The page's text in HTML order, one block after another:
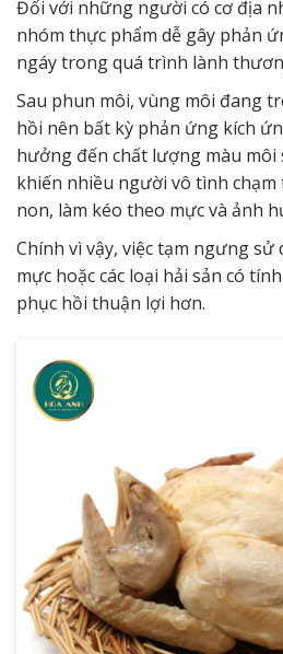
Đối với những người có cơ địa
nhóm thực phẩm dễ gây phản
ngáy trong quá trình lành
Sau phun môi, vùng môi đang
hồi nên bất kỳ phản ứng kích
hưởng đến chất lượng màu môi
khiến nhiều người vô tình chạm
non, làm kéo theo mực và ảnh
Chính vì vậy, việc tạm ngưng sử
mực hoặc các loại hải sản có
phục hồi thuận lợi hơn.